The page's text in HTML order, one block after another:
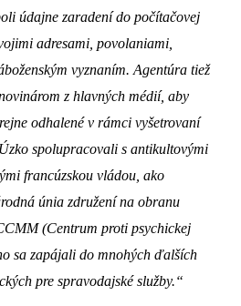
údajne zaradení do počítačovej
adresami, povolaniami,
vyznaním. Agentúra tiež
z hlavných médií, aby
odhalené v rámci vyšetrovaní
spolupracovali s antikultovými
francúzskou vládou, ako
únia združení na obranu
(Centrum proti psychickej
sa zapájali do mnohých ďalších
pre spravodajské služby.“